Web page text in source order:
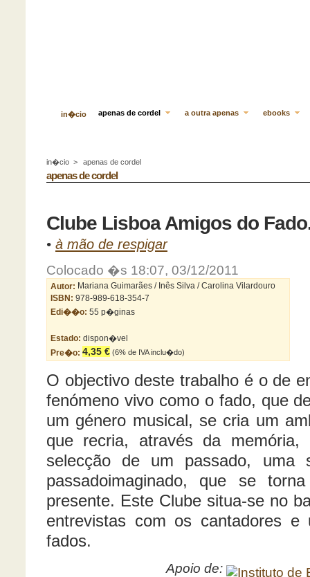
in�cio apenas de cordel a outra apenas ebooks
in�cio > apenas de cordel
apenas de cordel
Clube Lisboa Amigos do
• à mão de respigar
Colocado �s 18:07, 03/12/2011
Autor: Mariana Guimarães / Inês Silva / Carolina Vilardouro
ISBN: 978-989-618-354-7
Edi��o: 55 p�ginas
Estado: dispon�vel
Pre�o: 4,35 € (6% de IVA inclu�do)
O objectivo deste trabalho é o de
fenómeno vivo como o fado, que
um género musical, se cria um
que recria, através da memória,
selecção de um passado, uma
passadoimaginado, que se
presente. Este Clube situa-se no
entrevistas com os cantadores
fados.
Apoio de: